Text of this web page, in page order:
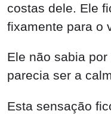
costas dele. Ele
fixamente para o
Ele não sabia
parecia ser a
Esta sensação